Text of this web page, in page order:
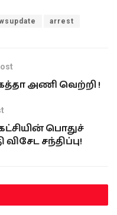
arrest
அணி வெற்றி !
பொதுச்
சந்திப்பு!